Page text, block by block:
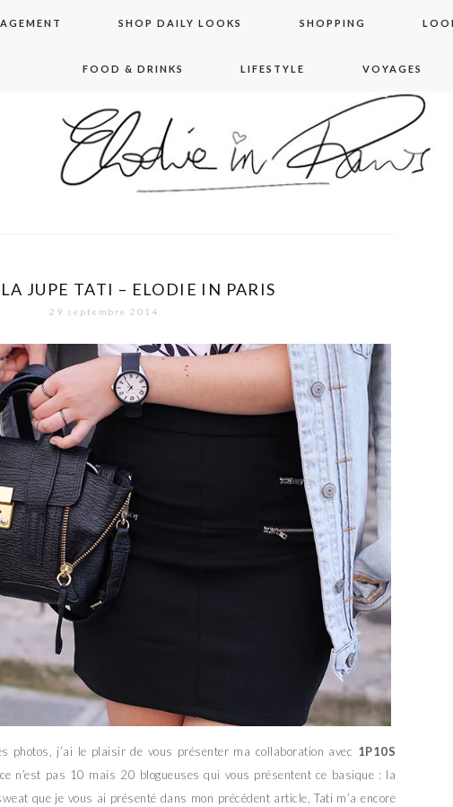
SHOP DAILY LOOKS SHOPPING
FOOD & DRINKS LIFESTYLE VOYAGES
in paris
JUPE TATI – ELODIE IN PARIS
29 septembre 2014
photos, j’ai le plaisir de vous présenter ma collaboration avec 1P10S
n’est pas 10 mais 20 blogueuses qui vous présentent ce basique : la
que je vous ai présenté dans mon précédent article, Tati m’a encore